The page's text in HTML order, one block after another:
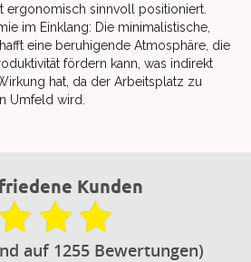
ergonomisch sinnvoll positioniert.
im Einklang: Die minimalistische,
eine beruhigende Atmosphäre, die
fördern kann, was indirekt
hat, da der Arbeitsplatz zu
Umfeld wird.
Kunden
auf 1255 Bewertungen)